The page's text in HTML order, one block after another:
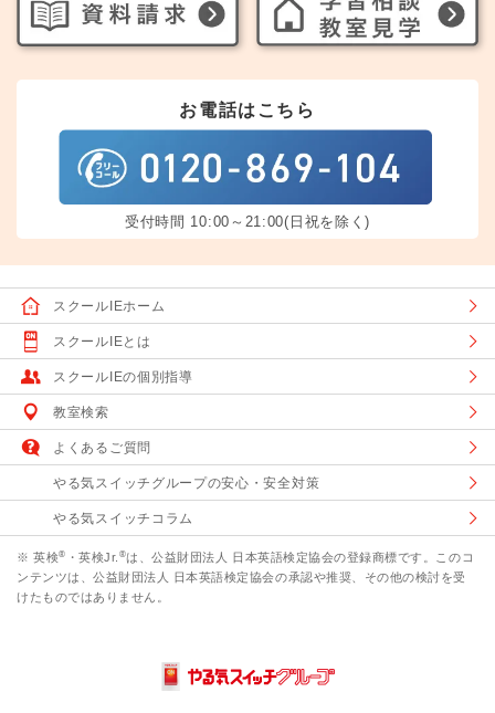
お電話はこちら
受付時間 10:00～21:00(日祝を除く)
スクールIEホーム
スクールIEとは
スクールIEの個別指導
教室検索
よくあるご質問
やる気スイッチグループの安心・安全対策
やる気スイッチコラム
※ 英検® ・英検Jr. ®は、公益財団法人 日本英語検定協会の登録商標です。このコ
ンテンツは、公益財団法人 日本英語検定協会の承認や推奨、その他の検討を受
けたものではありません。